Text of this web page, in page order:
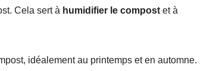
Cela sert à humidifier le compost et à
idéalement au printemps et en automne.